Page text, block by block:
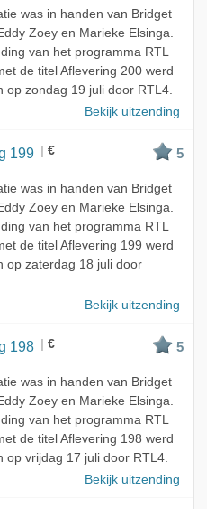
was in handen van Bridget
Zoey en Marieke Elsinga.
van het programma RTL
de titel Aflevering 200 werd
op zondag 19 juli door RTL4.
Bekijk uitzending
199 € 5
was in handen van Bridget
Zoey en Marieke Elsinga.
van het programma RTL
de titel Aflevering 199 werd
op zaterdag 18 juli door
Bekijk uitzending
198 € 5
was in handen van Bridget
Zoey en Marieke Elsinga.
van het programma RTL
de titel Aflevering 198 werd
op vrijdag 17 juli door RTL4.
Bekijk uitzending